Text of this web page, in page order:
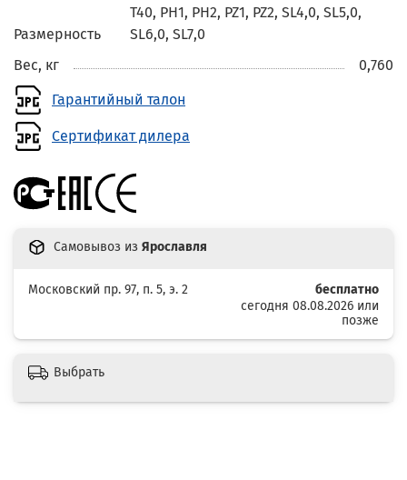
Размерность
T40, PH1, PH2, PZ1, PZ2, SL4,0, SL5,0,
SL6,0, SL7,0
Вес, кг
0,760
Гарантийный талон
Сертификат дилера
Самовывоз из Ярославля
Московский пр. 97, п. 5, э. 2
бесплатно
сегодня 08.08.2026 или
позже
Выбрать